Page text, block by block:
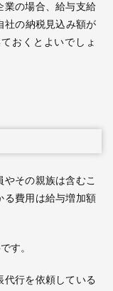
業の場合、給与支給
社の納税見込み額が
おくとよいでしょ
その親族は含むこ
る費用は給与増加額
す。
代行を依頼している